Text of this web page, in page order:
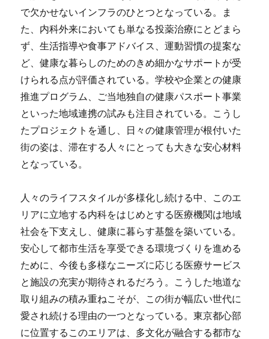
で欠かせないインフラのひとつとなっている。ま
た、内科外来においても単なる投薬治療にとどまら
ず、生活指導や食事アドバイス、運動習慣の提案な
ど、健康な暮らしのためのきめ細かなサポートが受
けられる点が評価されている。学校や企業との健康
推進プログラム、ご当地独自の健康パスポート事業
といった地域連携の試みも注目されている。こうし
たプロジェクトを通し、日々の健康管理が根付いた
街の姿は、滞在する人々にとっても大きな安心材料
となっている。
人々のライフスタイルが多様化し続ける中、このエ
リアに立地する内科をはじめとする医療機関は地域
社会を下支えし、健康に暮らす基盤を築いている。
安心して都市生活を享受できる環境づくりを進める
ために、今後も多様なニーズに応じる医療サービス
と施設の充実が期待されるだろう。こうした地道な
取り組みの積み重ねこそが、この街が幅広い世代に
愛され続ける理由の一つとなっている。東京都心部
に位置するこのエリアは、多文化が融合する都市な